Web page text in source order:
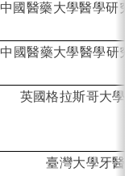
中國醫藥大學醫學研究
中國醫藥大學醫學研究
英國格拉斯哥大學
臺灣大學牙醫